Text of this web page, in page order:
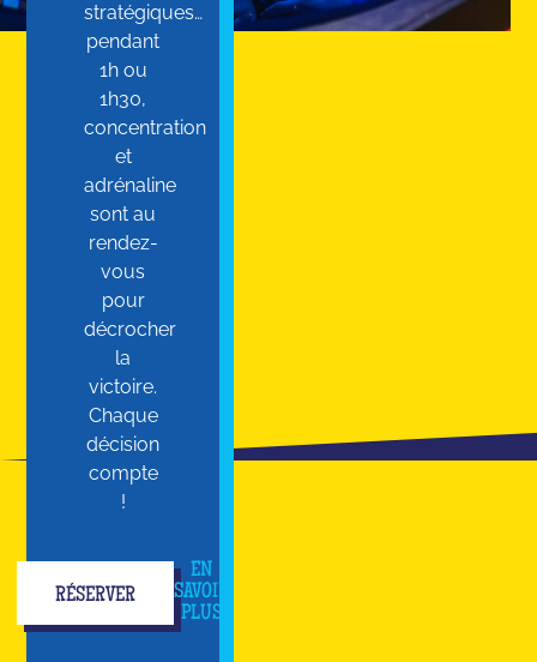
stratégiques…
pendant
1h ou
1h30,
concentration
et
adrénaline
sont au
rendez-
vous
pour
décrocher
la
victoire.
Chaque
décision
compte
!
RÉSERVER
EN
SAVOIR
PLUS